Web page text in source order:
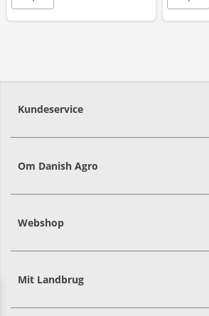
Kundeservice
Om Danish Agro
Webshop
Mit Landbrug